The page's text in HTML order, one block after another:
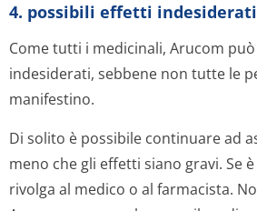
4. possibili effetti indesiderati
Come tutti i medicinali, Arucom
indesiderati, sebbene non tutte le
manifestino.
Di solito è possibile continuare ad
meno che gli effetti siano gravi. Se
rivolga al medico o al farmacista.